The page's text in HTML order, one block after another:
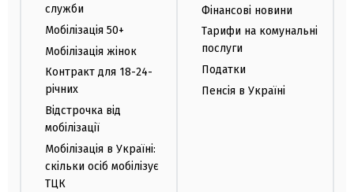
служби
Мобілізація 50+
Мобілізація жінок
Контракт для 18-24-
річних
Відстрочка від
мобілізації
Мобілізація в Україні:
скільки осіб мобілізує
ТЦК
Фінансові новини
Тарифи на комунальні
послуги
Податки
Пенсія в Україні